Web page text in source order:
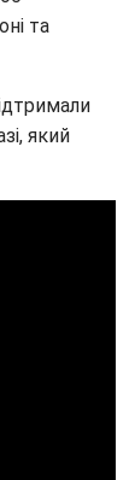
та
який